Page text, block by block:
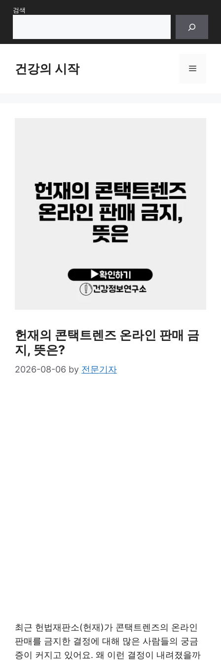
Skip검색
건강의 시작 Menu
헌재의 콘택트렌즈 온라인 판매 금
지, 뜻은?
2026-08-06 by 전문기자
최근 헌법재판소(헌재)가 콘택트렌즈의 온라인
판매를 금지한 결정에 대해 많은 사람들의 궁금
증이 커지고 있어요. 왜 이런 결정이 내려졌을까